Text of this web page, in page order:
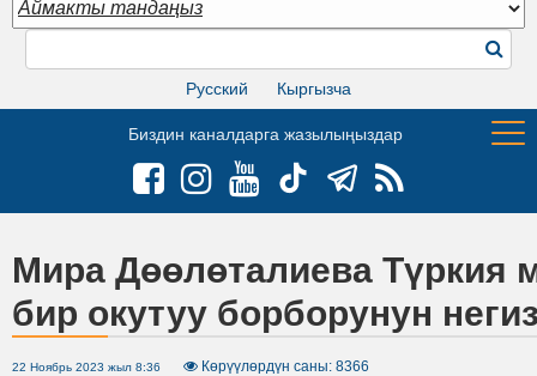
Русский Кыргызча
Биздин каналдарга жазылыңыздар
Мира Дөөлөталиева Түркия
бир окутуу борборунун
22 Ноябрь 2023 жыл 8:36 Көрүүлөрдүн саны: 8366